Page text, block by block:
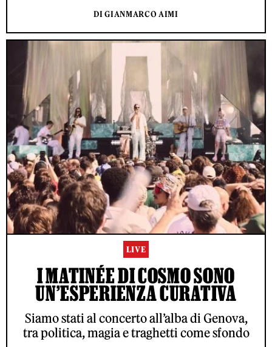
DI GIANMARCO AIMI
LIVE
I MATINÉE DI COSMO SONO
UN’ESPERIENZA CURATIVA
Siamo stati al concerto all’alba di Genova,
tra politica, magia e traghetti come sfondo